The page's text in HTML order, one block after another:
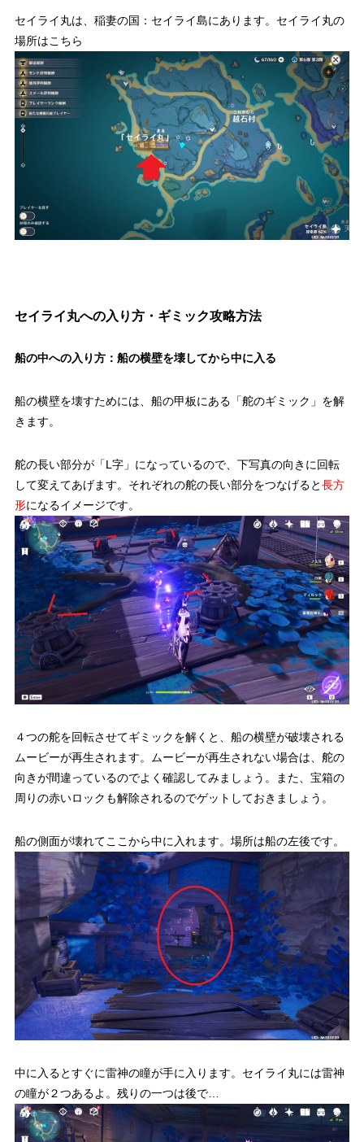
セイライ丸は、稲妻の国：セイライ島にあります。セイライ丸の
場所はこちら
セイライ丸への入り方・ギミック攻略方法
船の中への入り方：船の横壁を壊してから中に 入る
船の横壁を壊すためには、船の甲板にある「舵のギミック」を解
きます。
舵の長い部分が「L字」になっているので、下写真の向きに回転
して変えてあげます。それぞれの舵の長い部分をつなげると長方
形になるイメージです。
４つの舵を回転させてギミックを解くと、船の横壁が破壊される
ムービーが再生されます。ムービーが再生されない場合は、舵の
向きが間違っているのでよく確認してみましょう。また、宝箱の
周りの赤いロックも解除されるのでゲットしておきましょう。
船の側面が壊れてここから中に入れます。場所は船の左後です。
中に入るとすぐに雷神の瞳が手に入ります。セイライ丸には雷神
の瞳が２つあるよ。残りの一つは後で…